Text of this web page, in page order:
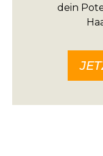
dein